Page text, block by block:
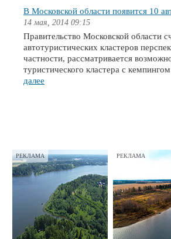
В Московской области появится 10
14 мая, 2014 09:15
Правительство Московской области
автотуристических кластеров
частности, рассматривается
туристического кластера с
далее
РЕКЛАМА РЕКЛАМА